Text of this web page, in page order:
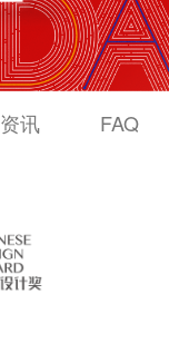
资讯 FAQ